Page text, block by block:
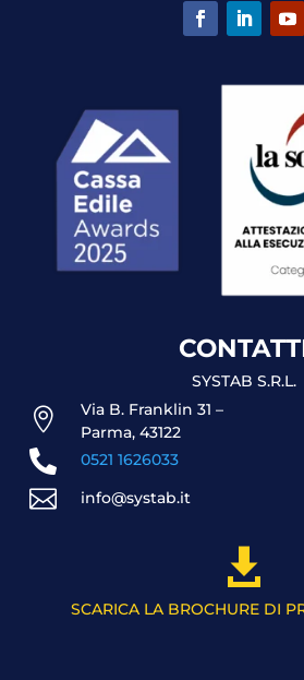
SYSTAB S.R.L.

Via B. Franklin 31 –
Parma, 43122
 0521 1626033
 info@systab.it

SCARICA LA BROCHURE DI